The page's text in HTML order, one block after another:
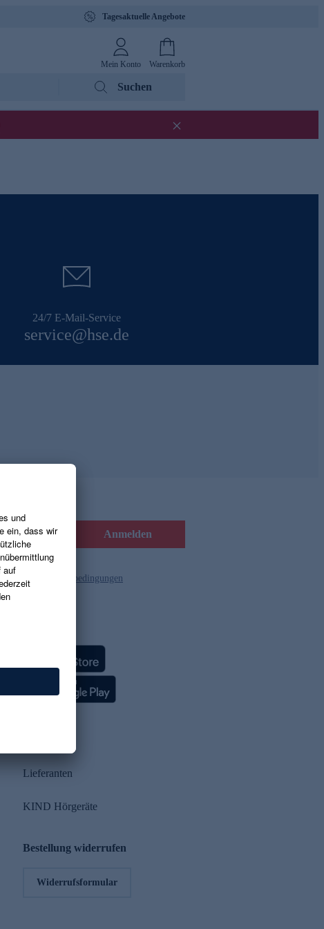
Tagesaktuelle Angebote
Mein Konto Warenkorb
Suchen
24/7 E-Mail-Service
service@hse.de
Anmelden
und die Gutscheinbedingungen
Lieferanten
KIND Hörgeräte
Bestellung widerrufen
Widerrufsformular